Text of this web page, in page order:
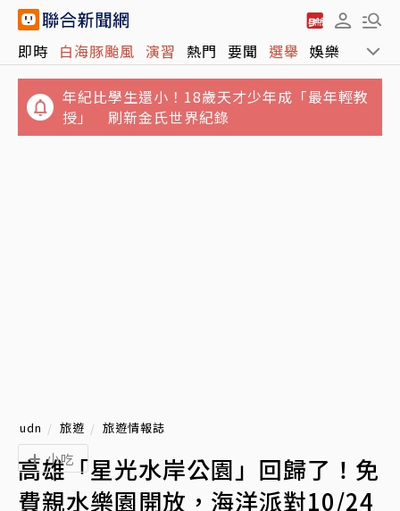
即時 白海豚颱風 演習 熱門 要聞 選舉 娛樂 運動
授」 刷新金氏世界紀錄
首度出面回應！續任3天即參選美校長 清大校
長高為元發信致歉
udn 旅遊 旅遊情報誌
高雄「星光水岸公園」回歸了！免
費親水樂園開放，海洋派對10/24
小吃